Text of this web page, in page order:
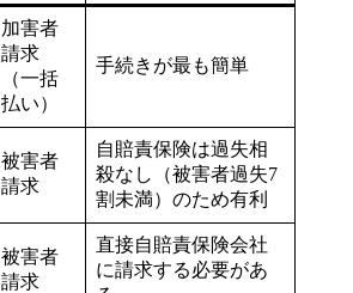
加害者
請求
（一括
払い）
手続きが最も簡単
被害者
請求
自賠責保険は過失相
殺なし（被害者過失7
割未満）のため有利
被害者
請求
直接自賠責保険会社
に請求する必要があ